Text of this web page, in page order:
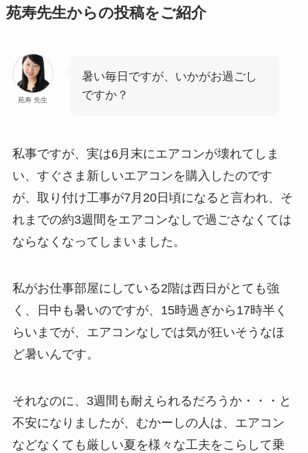
苑寿先生からの投稿をご紹介
苑寿 先生
暑い毎日ですが、いかがお過ごし
ですか？
私事ですが、実は6月末にエアコンが壊れてしま
い、すぐさま新しいエアコンを購入したのです
が、取り付け工事が7月20日頃になると言われ、そ
れまでの約3週間をエアコンなしで過ごさなくては
ならなくなってしまいました。
私がお仕事部屋にしている2階は西日がとても強
く、日中も暑いのですが、15時過ぎから17時半く
らいまでが、エアコンなしでは気が狂いそうなほ
ど暑いんです。
それなのに、3週間も耐えられるだろうか・・・と
不安になりましたが、むかーしの人は、エアコン
などなくても厳しい夏を様々な工夫をこらして乗